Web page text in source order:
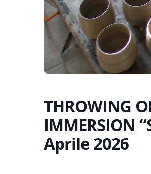
THROWING
IMMERSION
Aprile 2026